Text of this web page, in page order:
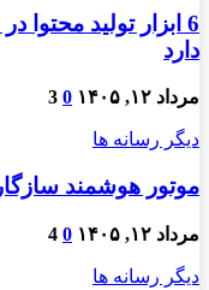
6 ابزار تولید
دارد
مرداد ۱۲, ۱۴۰۵ 0
3
دیگر رسانه ها
موتور هوشمند
مرداد ۱۲, ۱۴۰۵ 0
4
دیگر رسانه ها